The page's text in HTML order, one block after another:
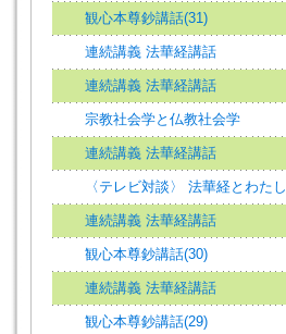
観心本尊鈔講話(31)
連続講義 法華経講話
連続講義 法華経講話
宗教社会学と仏教社会学
連続講義 法華経講話
〈テレビ対談〉 法華経とわたし
連続講義 法華経講話
観心本尊鈔講話(30)
連続講義 法華経講話
観心本尊鈔講話(29)